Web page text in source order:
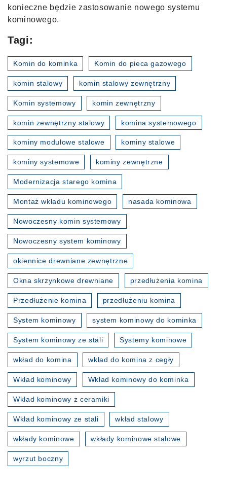
konieczne będzie zastosowanie nowego systemu
kominowego.
Tagi:
Komin do kominka Komin do pieca gazowego
komin stalowy komin stalowy zewnętrzny
Komin systemowy komin zewnętrzny
komin zewnętrzny stalowy komina systemowego
kominy modułowe stalowe kominy stalowe
kominy systemowe kominy zewnętrzne
Modernizacja starego komina
Montaż wkładu kominowego nasada kominowa
Nowoczesny komin systemowy
Nowoczesny system kominowy
okiennice drewniane zewnętrzne
Okna skrzynkowe drewniane przedłużenia komina
Przedłużenie komina przedłużeniu komina
System kominowy system kominowy do kominka
System kominowy ze stali Systemy kominowe
wkład do komina wkład do komina z cegły
Wkład kominowy Wkład kominowy do kominka
Wkład kominowy z ceramiki
Wkład kominowy ze stali wkład stalowy
wkłady kominowe wkłady kominowe stalowe
wyrzut boczny